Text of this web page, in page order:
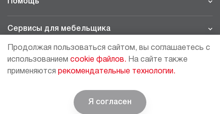
Помощь
Сервисы для мебельщика
© BOYARD | Решение для мебели
МОСКВА - ШОУРУМ/СКЛАД
moscow@boyard.biz
Продолжая пользоваться сайтом, вы соглашаетесь с
использованием cookie файлов. На сайте также
применяются рекомендательные технологии.
Я согласен